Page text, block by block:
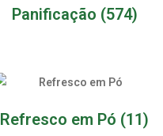
Panificação (574)
Refresco em Pó (11)